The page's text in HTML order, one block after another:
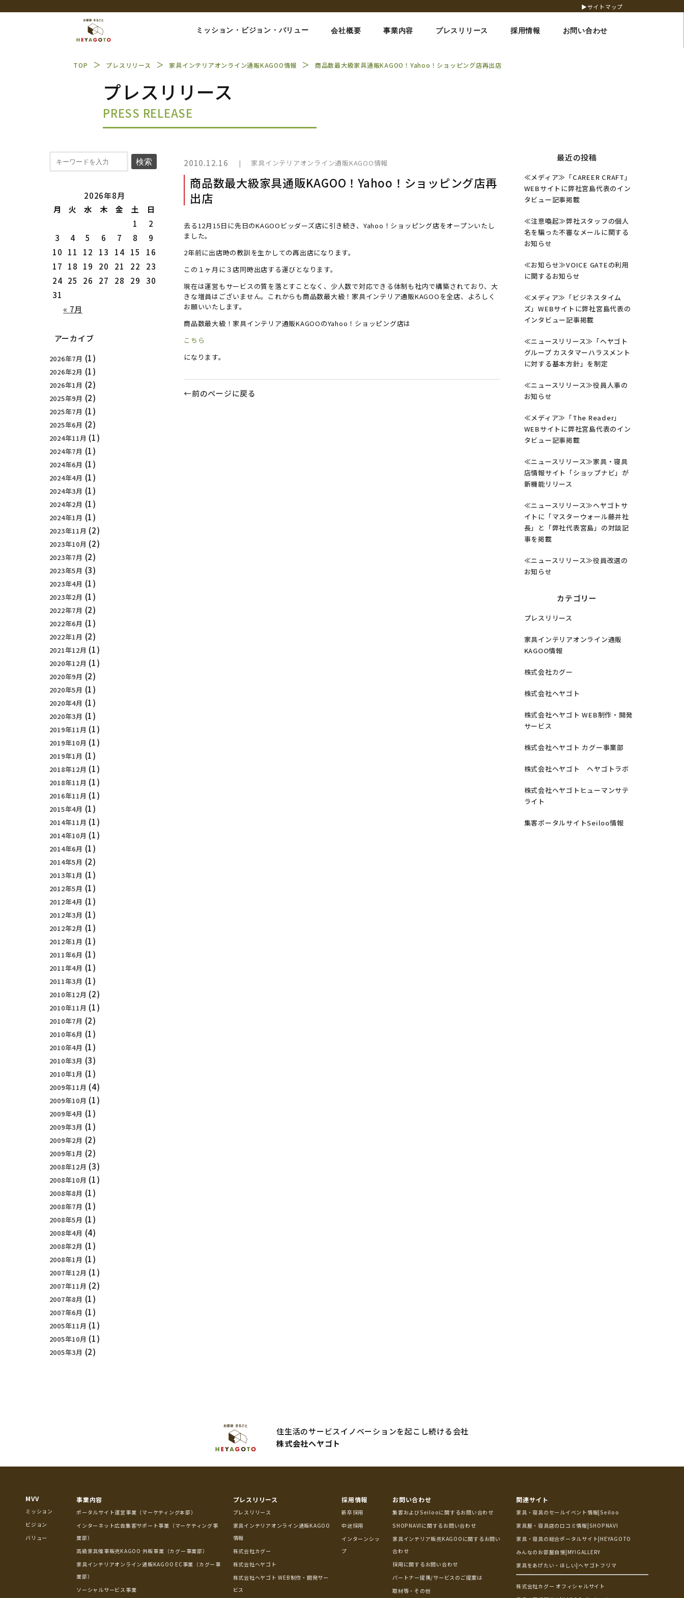
▶サイトマップ
ミッション・ビジョン・バリュー 会社概要 事業内容 プレスリリース 採用情報 お問い合わせ
TOP ＞ プレスリリース ＞ 家具インテリアオンライン通販KAGOO情報 ＞ 商品数最大級家具通販KAGOO！Yahoo！ショッピング店再出店
プレスリリース
PRESS RELEASE
検索
2026年8月
月
火 水 木 金 土 日
« 7月
1
2
3
4 5 6 7 8
9
10
11 12 13 14 15
16
17
18 19 20 21 22
23
24 25 26 27 28 29
30
31
アーカイブ
2026年7月 (1)
2026年2月 (1)
2026年1月 (2)
2025年9月 (2)
2025年7月 (1)
2025年6月 (2)
2024年11月 (1)
2024年7月 (1)
2024年6月 (1)
2024年4月 (1)
2024年3月 (1)
2024年2月 (1)
2024年1月 (1)
2023年11月 (2)
2023年10月 (2)
2023年7月 (2)
2023年5月 (3)
2023年4月 (1)
2023年2月 (1)
2022年7月 (2)
2022年6月 (1)
2022年1月 (2)
2021年12月 (1)
2020年12月 (1)
2020年9月 (2)
2020年5月 (1)
2020年4月 (1)
2020年3月 (1)
2019年11月 (1)
2019年10月 (1)
2019年1月 (1)
2018年12月 (1)
2018年11月 (1)
2016年11月 (1)
2015年4月 (1)
2014年11月 (1)
2014年10月 (1)
2014年6月 (1)
2014年5月 (2)
2013年1月 (1)
2012年5月 (1)
2012年4月 (1)
2012年3月 (1)
2012年2月 (1)
2012年1月 (1)
2011年6月 (1)
2011年4月 (1)
2011年3月 (1)
2010年12月 (2)
2010年11月 (1)
2010年7月 (2)
2010年6月 (1)
2010年4月 (1)
2010年3月 (3)
2010年1月 (1)
2009年11月 (4)
2009年10月 (1)
2009年4月 (1)
2009年3月 (1)
2009年2月 (2)
2009年1月 (2)
2008年12月 (3)
2008年10月 (1)
2008年8月 (1)
2008年7月 (1)
2008年5月 (1)
2008年4月 (4)
2008年2月 (1)
2008年1月 (1)
2007年12月 (1)
2007年11月 (2)
2007年8月 (1)
2007年6月 (1)
2005年11月 (1)
2005年10月 (1)
2005年3月 (2)
2010.12.16 | 家具インテリアオンライン通販KAGOO情報
商品数最大級家具通販KAGOO！Yahoo！ショッピング店再
出店
去る12月15日に先日のKAGOOビッダーズ店に引き続き、Yahoo！ショッピング店をオープンいたし
ました。
2年前に出店時の教訓を生かしての再出店になります。
この１ヶ月に３店同時出店する運びとなります。
現在は運営もサービスの質を落とすことなく、少人数で対応できる体制も社内で構築されており、大
きな増員はございません。これからも商品数最大級！家具インテリア通販KAGOOを全店、よろしく
お願いいたします。
商品数最大級！家具インテリア通販KAGOOのYahoo！ショッピング店は
こちら
になります。
←前のページに戻る
最近の投稿
≪メディア≫「CAREER CRAFT」
WEBサイトに弊社宮島代表のイン
タビュー記事掲載
≪注意喚起≫弊社スタッフの個人
名を騙った不審なメールに関する
お知らせ
≪お知らせ≫VOICE GATEの利用
に関するお知らせ
≪メディア≫「ビジネスタイム
ズ」WEBサイトに弊社宮島代表の
インタビュー記事掲載
≪ニュースリリース≫「ヘヤゴト
グループ カスタマーハラスメント
に対する基本方針」を制定
≪ニュースリリース≫役員人事の
お知らせ
≪メディア≫「The Reader」
WEBサイトに弊社宮島代表のイン
タビュー記事掲載
≪ニュースリリース≫家具・寝具
店情報サイト「ショップナビ」が
新機能リリース
≪ニュースリリース≫ヘヤゴトサ
イトに「マスターウォール藤井社
長」と「弊社代表宮島」の対談記
事を掲載
≪ニュースリリース≫役員改選の
お知らせ
カテゴリー
プレスリリース
家具インテリアオンライン通販
KAGOO情報
株式会社カグー
株式会社ヘヤゴト
株式会社ヘヤゴト WEB制作・開発
サービス
株式会社ヘヤゴト カグー事業部
株式会社ヘヤゴト ヘヤゴトラボ
株式会社ヘヤゴトヒューマンサテ
ライト
集客ポータルサイトSeiloo情報
住生活のサービスイノベーションを起こし続ける会社
株式会社ヘヤゴト
MVV
ミッション
ビジョン
バリュー
事業内容
ポータルサイト運営事業（マーケティング本部）
インターネット広告集客サポート事業（マーケティング事
業部）
高級家具催事販売KAGOO 外販事業（カグー事業部）
家具インテリアオンライン通販KAGOO EC事業（カグー事
業部）
ソーシャルサービス事業
プレスリリース
プレスリリース
家具インテリアオンライン通販KAGOO
情報
株式会社カグー
株式会社ヘヤゴト
株式会社ヘヤゴト WEB制作・開発サー
ビス
採用情報
新卒採用
中途採用
インターンシッ
プ
お問い合わせ
集客およびSeilooに関するお問い合わせ
SHOPNAVIに関するお問い合わせ
家具インテリア販売KAGOOに関するお問い
合わせ
採用に関するお問い合わせ
パートナー提携/サービスのご提案は
取材等・その他
関連サイト
家具・寝具のセールイベント情報|Seiloo
家具屋・寝具店の口コミ情報|SHOPNAVI
家具・寝具の総合ポータルサイト|HEYAGOTO
みんなのお部屋自慢|MY!GALLERY
家具をあげたい・ほしい|ヘヤゴトフリマ
株式会社カグー オフィシャルサイト